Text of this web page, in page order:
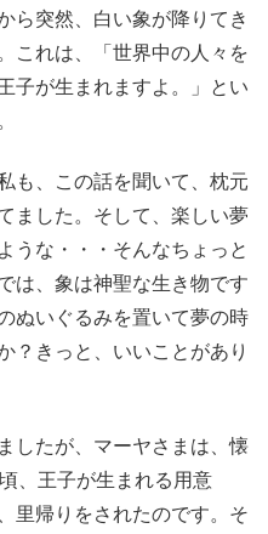
ら突然、白い象が降りてき
これは、「世界中の人々を
子が生まれますよ。」とい
も、この話を聞いて、枕元
ました。そして、楽しい夢
うな・・・そんなちょっと
は、象は神聖な生き物です
ぬいぐるみを置いて夢の時
？きっと、いいことがあり
したが、マーヤさまは、懐
、王子が生まれる用意
里帰りをされたのです。そ